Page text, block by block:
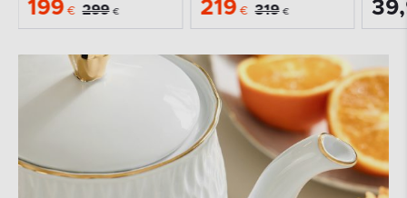
219 € 319 € 39,90 €